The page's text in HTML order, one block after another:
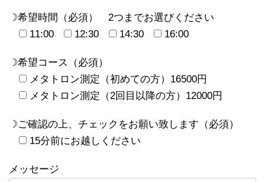
☽希望時間（必須） 2つまでお選びください
11:00
12:30 14:30 16:00
☽希望コース（必須）
メタトロン測定（初めての方）16500円
メタトロン測定（2回目以降の方）12000円
☽ご確認の上、チェックをお願い致します（必須）
15分前にお越しください
メッセージ